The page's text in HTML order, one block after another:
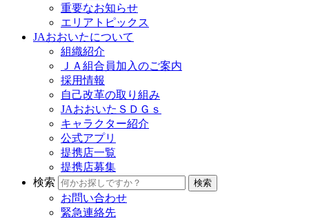
重要なお知らせ
エリアトピックス
JAおおいたについて
組織紹介
ＪＡ組合員加入のご案内
採用情報
自己改革の取り組み
JAおおいたＳＤＧｓ
キャラクター紹介
公式アプリ
提携店一覧
提携店募集
検索
お問い合わせ
緊急連絡先